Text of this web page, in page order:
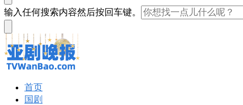
亚剧晚报
戏里戏外看亚洲
找
什
么
东
西
吗?
输入任何搜索内容然后按回车键。
亚剧晚报
戏里戏外看亚洲
首页
国剧